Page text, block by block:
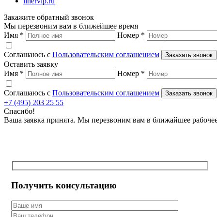
Закажите обратный звонок
Мы перезвоним вам в ближейшее время
Имя * Номер *
Соглашаюсь с Пользовательским соглашением Заказать звонок
Оставить заявку
Имя * Номер *
Соглашаюсь с Пользовательским соглашением Заказать звонок
+7 (495) 203 25 55
Спасибо!
Ваша заявка принята. Мы перезвоним вам в ближайшее
Получить консультацию